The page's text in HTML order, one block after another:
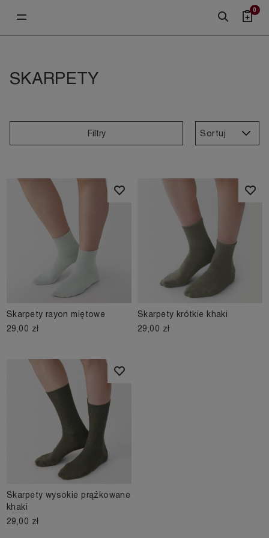
0
SKARPETY
Filtry Sortuj
Skarpety rayon miętowe
29,00 zł
Skarpety krótkie khaki
29,00 zł
Skarpety wysokie prążkowane
khaki
29,00 zł